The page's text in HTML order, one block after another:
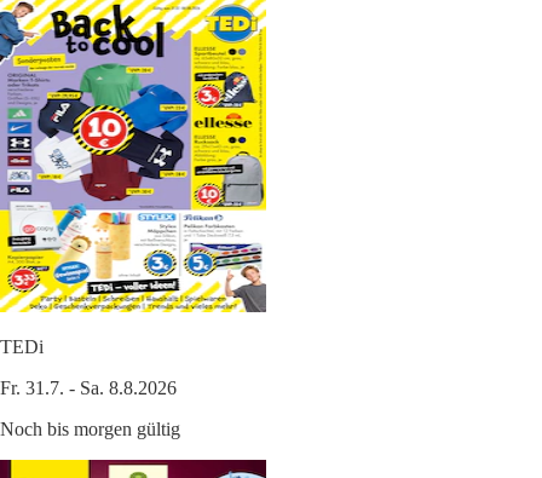
TEDi
Fr. 31.7. - Sa. 8.8.2026
Noch bis morgen gültig